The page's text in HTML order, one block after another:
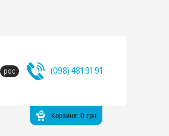
рос (098) 481 91 91
Корзина: 0 грн